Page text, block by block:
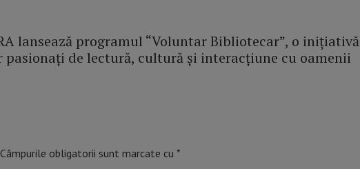
lansează programul “Voluntar Bibliotecar”, o inițiativă
de lectură, cultură și interacțiune cu oamenii
Câmpurile obligatorii sunt marcate cu *